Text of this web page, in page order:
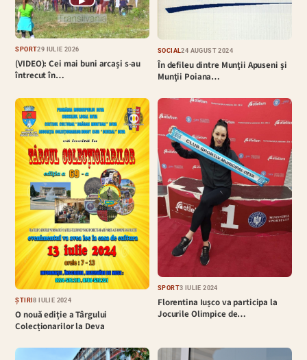
SPORT29 IULIE 2026
(VIDEO): Cei mai buni arcași s-au
întrecut în…
SOCIAL24 AUGUST 2024
În defileu dintre Munţii Apuseni şi
Munţii Poiana…
ȘTIRI8 IULIE 2024
O nouă ediție a Târgului
Colecționarilor la Deva
SPORT3 IULIE 2024
Florentina Iușco va participa la
Jocurile Olimpice de…